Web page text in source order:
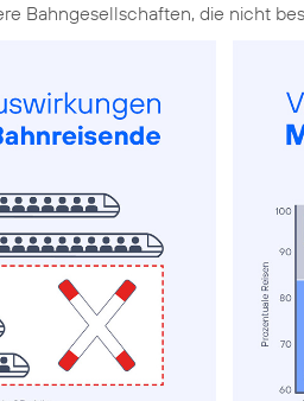
Bahngesellschaften, die nicht